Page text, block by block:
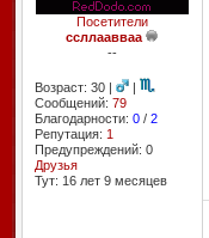
Посетители
ссллаавваа
--
Возраст: 30 |
|
Сообщений: 79
Благодарности: 0/ 2
Репутация: 1
Предупреждений: 0
Друзья
Тут: 16 лет 9 месяцев